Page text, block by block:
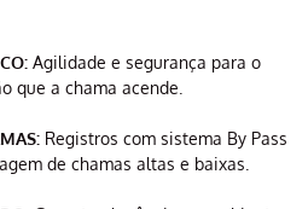
Agilidade e segurança para o
que a chama acende.
Registros com sistema By Pass
de chamas altas e baixas.